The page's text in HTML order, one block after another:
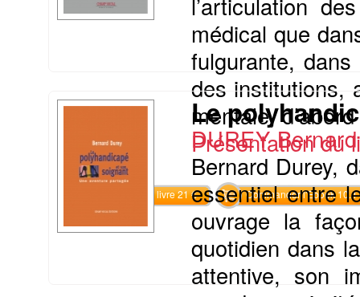
médical que
fulgurante,
des institutions,
mentale,
Présentation du
Commander le livre 21 € Commander l'Ebook 10.4
Le
DUREY Bernard
Bernard Durey,
essentiel entre
ouvrage la
quotidien dans
attentive, son